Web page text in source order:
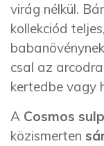
virág nélkül.
kollekciód
csal az
kertedbe vagy
A Cosmos
közismerten